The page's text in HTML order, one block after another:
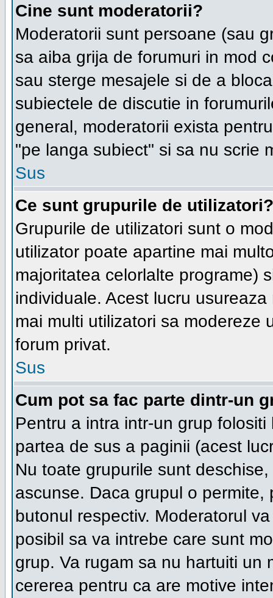
Cine sunt moderatorii?
Moderatorii sunt persoane (sau
sa aiba grija de forumuri in mod
sau sterge mesajele si de a
subiectele de discutie in
general, moderatorii exista
"pe langa subiect" si sa nu scrie
Sus
Ce sunt grupurile de utilizatori?
Grupurile de utilizatori sunt o
utilizator poate apartine mai
majoritatea celorlalte programe)
individuale. Acest lucru
mai multi utilizatori sa modereze
forum privat.
Sus
Cum pot sa fac parte dintr-un
Pentru a intra intr-un grup
partea de sus a paginii (acest
Nu toate grupurile sunt
ascunse. Daca grupul o
butonul respectiv. Moderatorul
posibil sa va intrebe care sunt
grup. Va rugam sa nu hartuiti un
cererea pentru ca are motive